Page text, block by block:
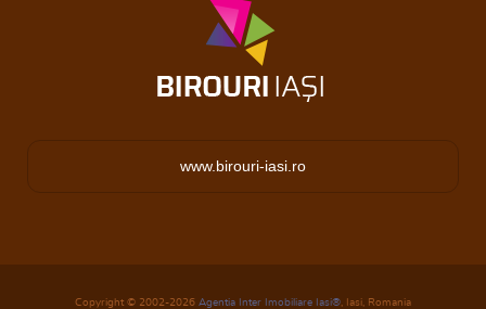
www.birouri-iasi.ro
Copyright © 2002-2026 Agentia Inter Imobiliare Iasi® , Iasi, Romania